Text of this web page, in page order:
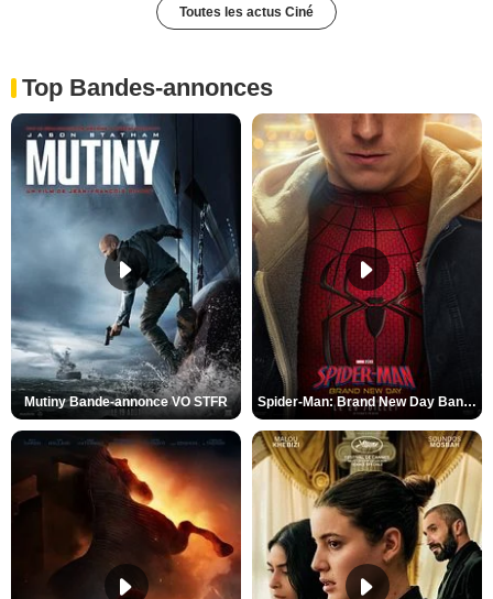
Toutes les actus Ciné
Top Bandes-annonces
Mutiny Bande-annonce VO STFR Spider-Man: Brand New Day Bande-annonce VO STFR